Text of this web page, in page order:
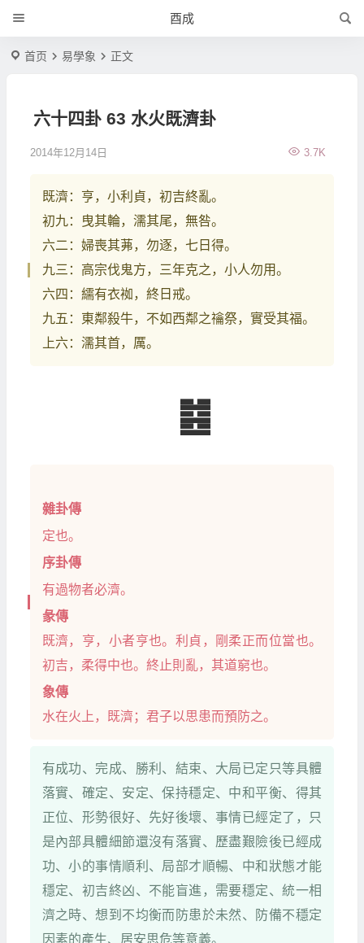
酉成
首页 易學象 正文
六十四卦 63 水火既濟卦
2014年12月14日 3.7K
既濟：亨，小利貞，初吉終亂。
初九：曳其輪，濡其尾，無咎。
六二：婦喪其茀，勿逐，七日得。
九三：高宗伐鬼方，三年克之，小人勿用。
六四：繻有衣袽，終日戒。
九五：東鄰殺牛，不如西鄰之禴祭，實受其福。
上六：濡其首，厲。
䷾
雜卦傳
定也。
序卦傳
有過物者必濟。
彖傳
既濟，亨，小者亨也。利貞，剛柔正而位當也。
初吉，柔得中也。終止則亂，其道窮也。
象傳
水在火上，既濟；君子以思患而預防之。
有成功、完成、勝利、結束、大局已定只等具體
落實、確定、安定、保持穩定、中和平衡、得其
正位、形勢很好、先好後壞、事情已經定了，只
是內部具體細節還沒有落實、歷盡艱險後已經成
功、小的事情順利、局部才順暢、中和狀態才能
穩定、初吉終凶、不能盲進，需要穩定、統一相
濟之時、想到不均衡而防患於未然、防備不穩定
因素的產生、居安思危等意義。